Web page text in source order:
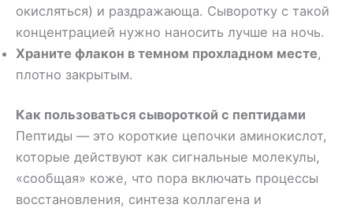
окисляться) и раздражающа. Сыворотку с такой
концентрацией нужно наносить лучше на ночь.
Храните флакон в темном прохладном месте,
плотно закрытым.
Как пользоваться сывороткой с пептидами
Пептиды — это короткие цепочки аминокислот,
которые действуют как сигнальные молекулы,
«сообщая» коже, что пора включать процессы
восстановления, синтеза коллагена и